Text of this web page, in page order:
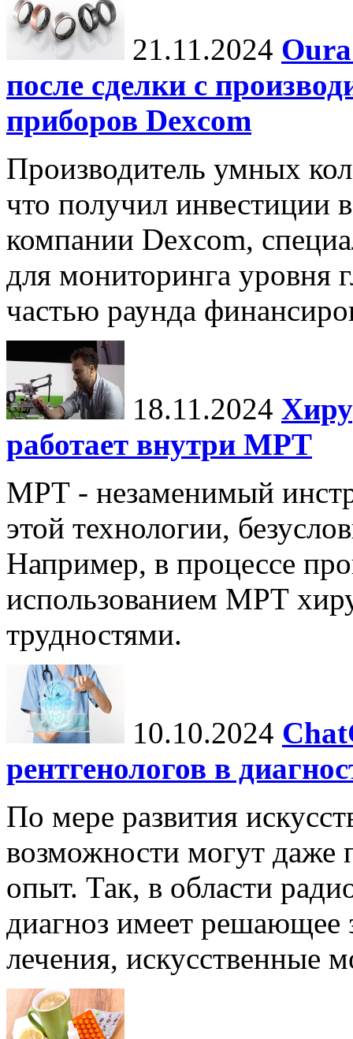
21.11.2024
после сделки с
приборов Dexcom
Производитель умных
что получил инвестиции
компании Dexcom,
для мониторинга уровня
частью раунда
18.11.2024
работает внутри МРТ
МРТ - незаменимый
этой технологии,
Например, в процессе
использованием МРТ
трудностями.
10.10.2024
рентгенологов в
По мере развития
возможности могут даже
опыт. Так, в области
диагноз имеет решающее
лечения, искусственные